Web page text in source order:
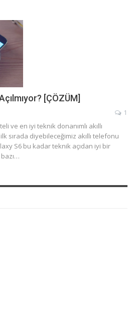
[ÇÖZÜM]
1
ve en iyi teknik donanımlı akıllı
sırada diyebileceğimiz akıllı telefonu
S6 bu kadar teknik açıdan iyi bir